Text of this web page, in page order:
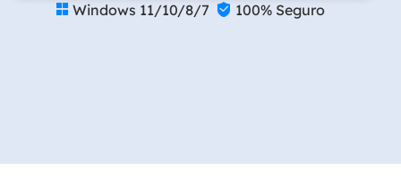
 Windows 11/10/8/7  100% Seguro